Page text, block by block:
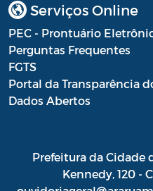
Serviços Online
PEC - Prontuário
Perguntas Frequentes
FGTS
Portal da Transparência
Dados Abertos
Prefeitura da Cidade
Kennedy, 120 -